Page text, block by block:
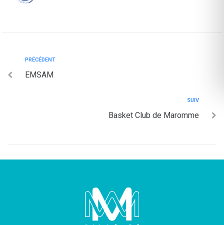
PRÉCÉDENT
EMSAM
SUIV
Basket Club de Maromme